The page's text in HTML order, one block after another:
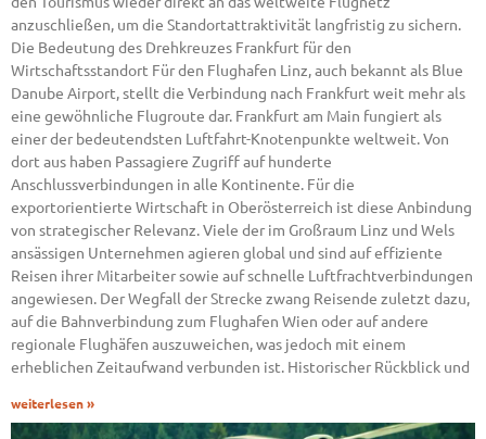
anzuschließen, um die Standortattraktivität langfristig zu sichern.
Die Bedeutung des Drehkreuzes Frankfurt für den
Wirtschaftsstandort Für den Flughafen Linz, auch bekannt als Blue
Danube Airport, stellt die Verbindung nach Frankfurt weit mehr als
eine gewöhnliche Flugroute dar. Frankfurt am Main fungiert als
einer der bedeutendsten Luftfahrt-Knotenpunkte weltweit. Von
dort aus haben Passagiere Zugriff auf hunderte
Anschlussverbindungen in alle Kontinente. Für die
exportorientierte Wirtschaft in Oberösterreich ist diese Anbindung
von strategischer Relevanz. Viele der im Großraum Linz und Wels
ansässigen Unternehmen agieren global und sind auf effiziente
Reisen ihrer Mitarbeiter sowie auf schnelle Luftfrachtverbindungen
angewiesen. Der Wegfall der Strecke zwang Reisende zuletzt dazu,
auf die Bahnverbindung zum Flughafen Wien oder auf andere
regionale Flughäfen auszuweichen, was jedoch mit einem
erheblichen Zeitaufwand verbunden ist. Historischer Rückblick und
weiterlesen »